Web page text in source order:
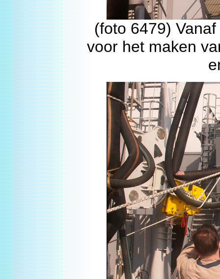
(foto 6479)
voor het maken